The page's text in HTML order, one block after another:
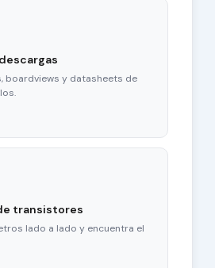
boardviews y datasheets de
transistores
lado a lado y encuentra el